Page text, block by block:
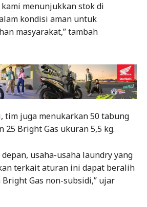
kami menunjukkan stok di
kondisi aman untuk
masyarakat,” tambah
tim juga menukarkan 50 tabung
25 Bright Gas ukuran 5,5 kg.
usaha-usaha laundry yang
terkait aturan ini dapat beralih
Bright Gas non-subsidi,” ujar